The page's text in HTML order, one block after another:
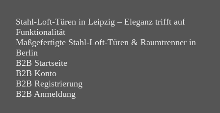
Stahl-Loft-Türen in Leipzig – Eleganz trifft auf
Funktionalität
Maßgefertigte Stahl-Loft-Türen & Raumtrenner in
Berlin
B2B Startseite
B2B Konto
B2B Registrierung
B2B Anmeldung